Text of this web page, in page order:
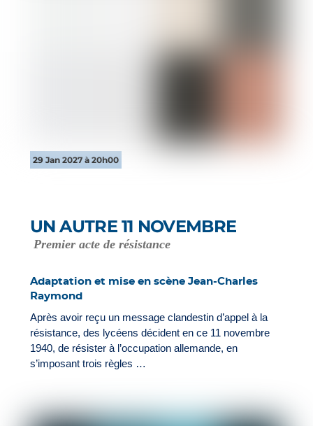
29 Jan 2027 à 20h00
UN AUTRE 11 NOVEMBRE
Premier acte de résistance
Adaptation et mise en scène Jean-Charles
Raymond
Après avoir reçu un message clandestin d’appel à la
résistance, des lycéens décident en ce 11 novembre
1940, de résister à l’occupation allemande, en
s’imposant trois règles …